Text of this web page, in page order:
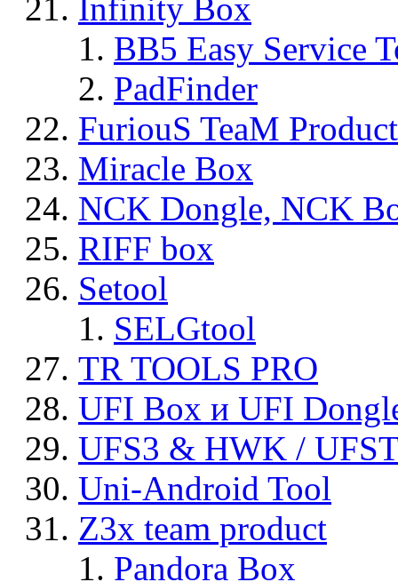
Infinity Box
BB5 Easy Service
PadFinder
FuriouS TeaM
Miracle Box
NCK Dongle, NCK
RIFF box
Setool
SELGtool
TR TOOLS PRO
UFI Box и UFI
UFS3 & HWK /
Uni-Android Tool
Z3x team product
Pandora Box